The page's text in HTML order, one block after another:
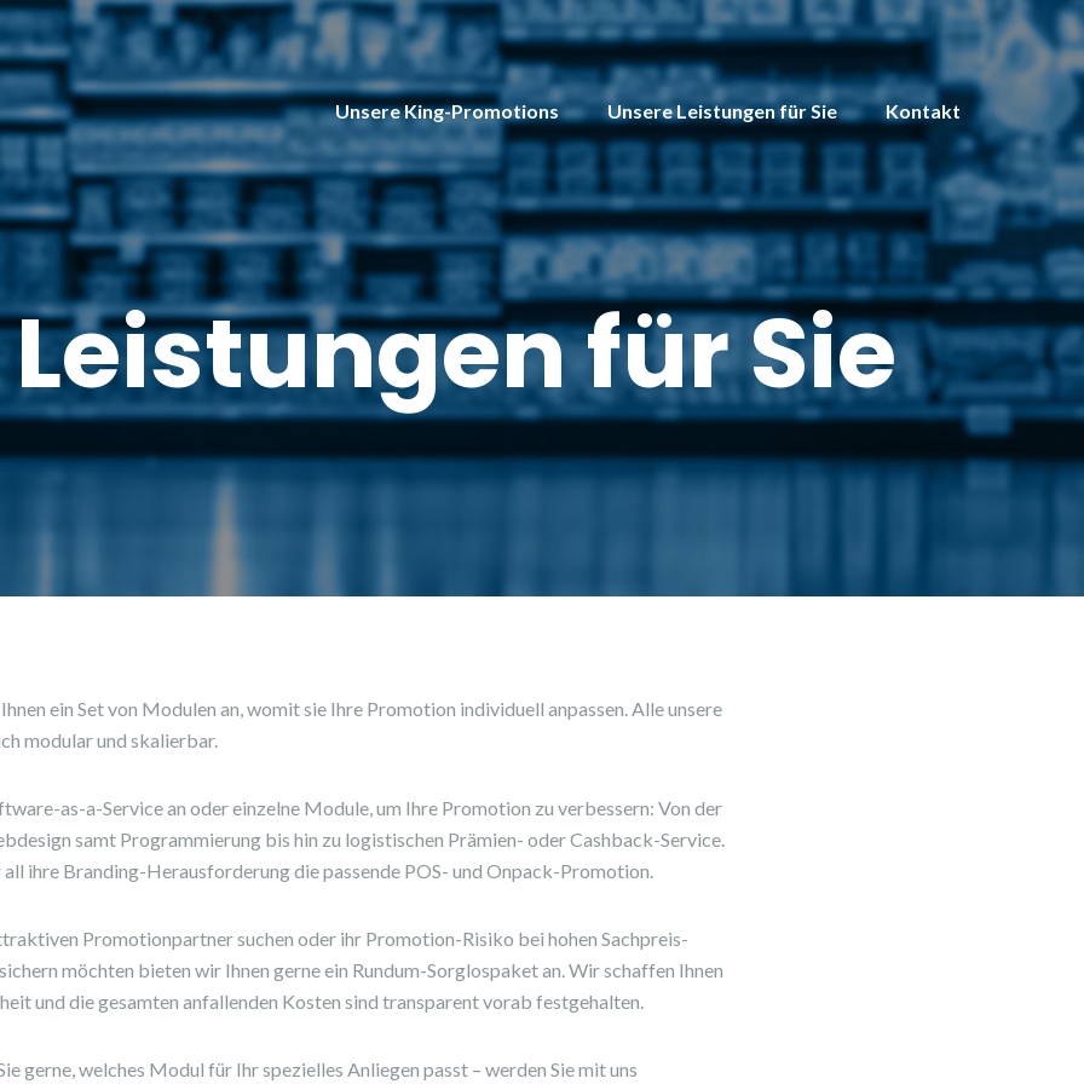
Unsere King-Promotions Unsere Leistungen für Sie Kontakt
für Sie
ein Set von Modulen an, womit sie Ihre Promotion individuell anpassen. Alle unsere
modular und skalierbar.
as-a-Service an oder einzelne Module, um Ihre Promotion zu verbessern: Von der
samt Programmierung bis hin zu logistischen Prämien- oder Cashback-Service.
ihre Branding-Herausforderung die passende POS- und Onpack-Promotion.
Promotionpartner suchen oder ihr Promotion-Risiko bei hohen Sachpreis-
möchten bieten wir Ihnen gerne ein Rundum-Sorglospaket an. Wir schaffen Ihnen
und die gesamten anfallenden Kosten sind transparent vorab festgehalten.
gerne, welches Modul für Ihr spezielles Anliegen passt – werden Sie mit uns